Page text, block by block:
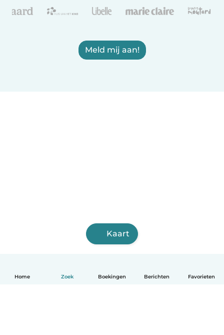
Home Zoek Boekingen Berichten Favorieten
Meld mij aan!
Kaart